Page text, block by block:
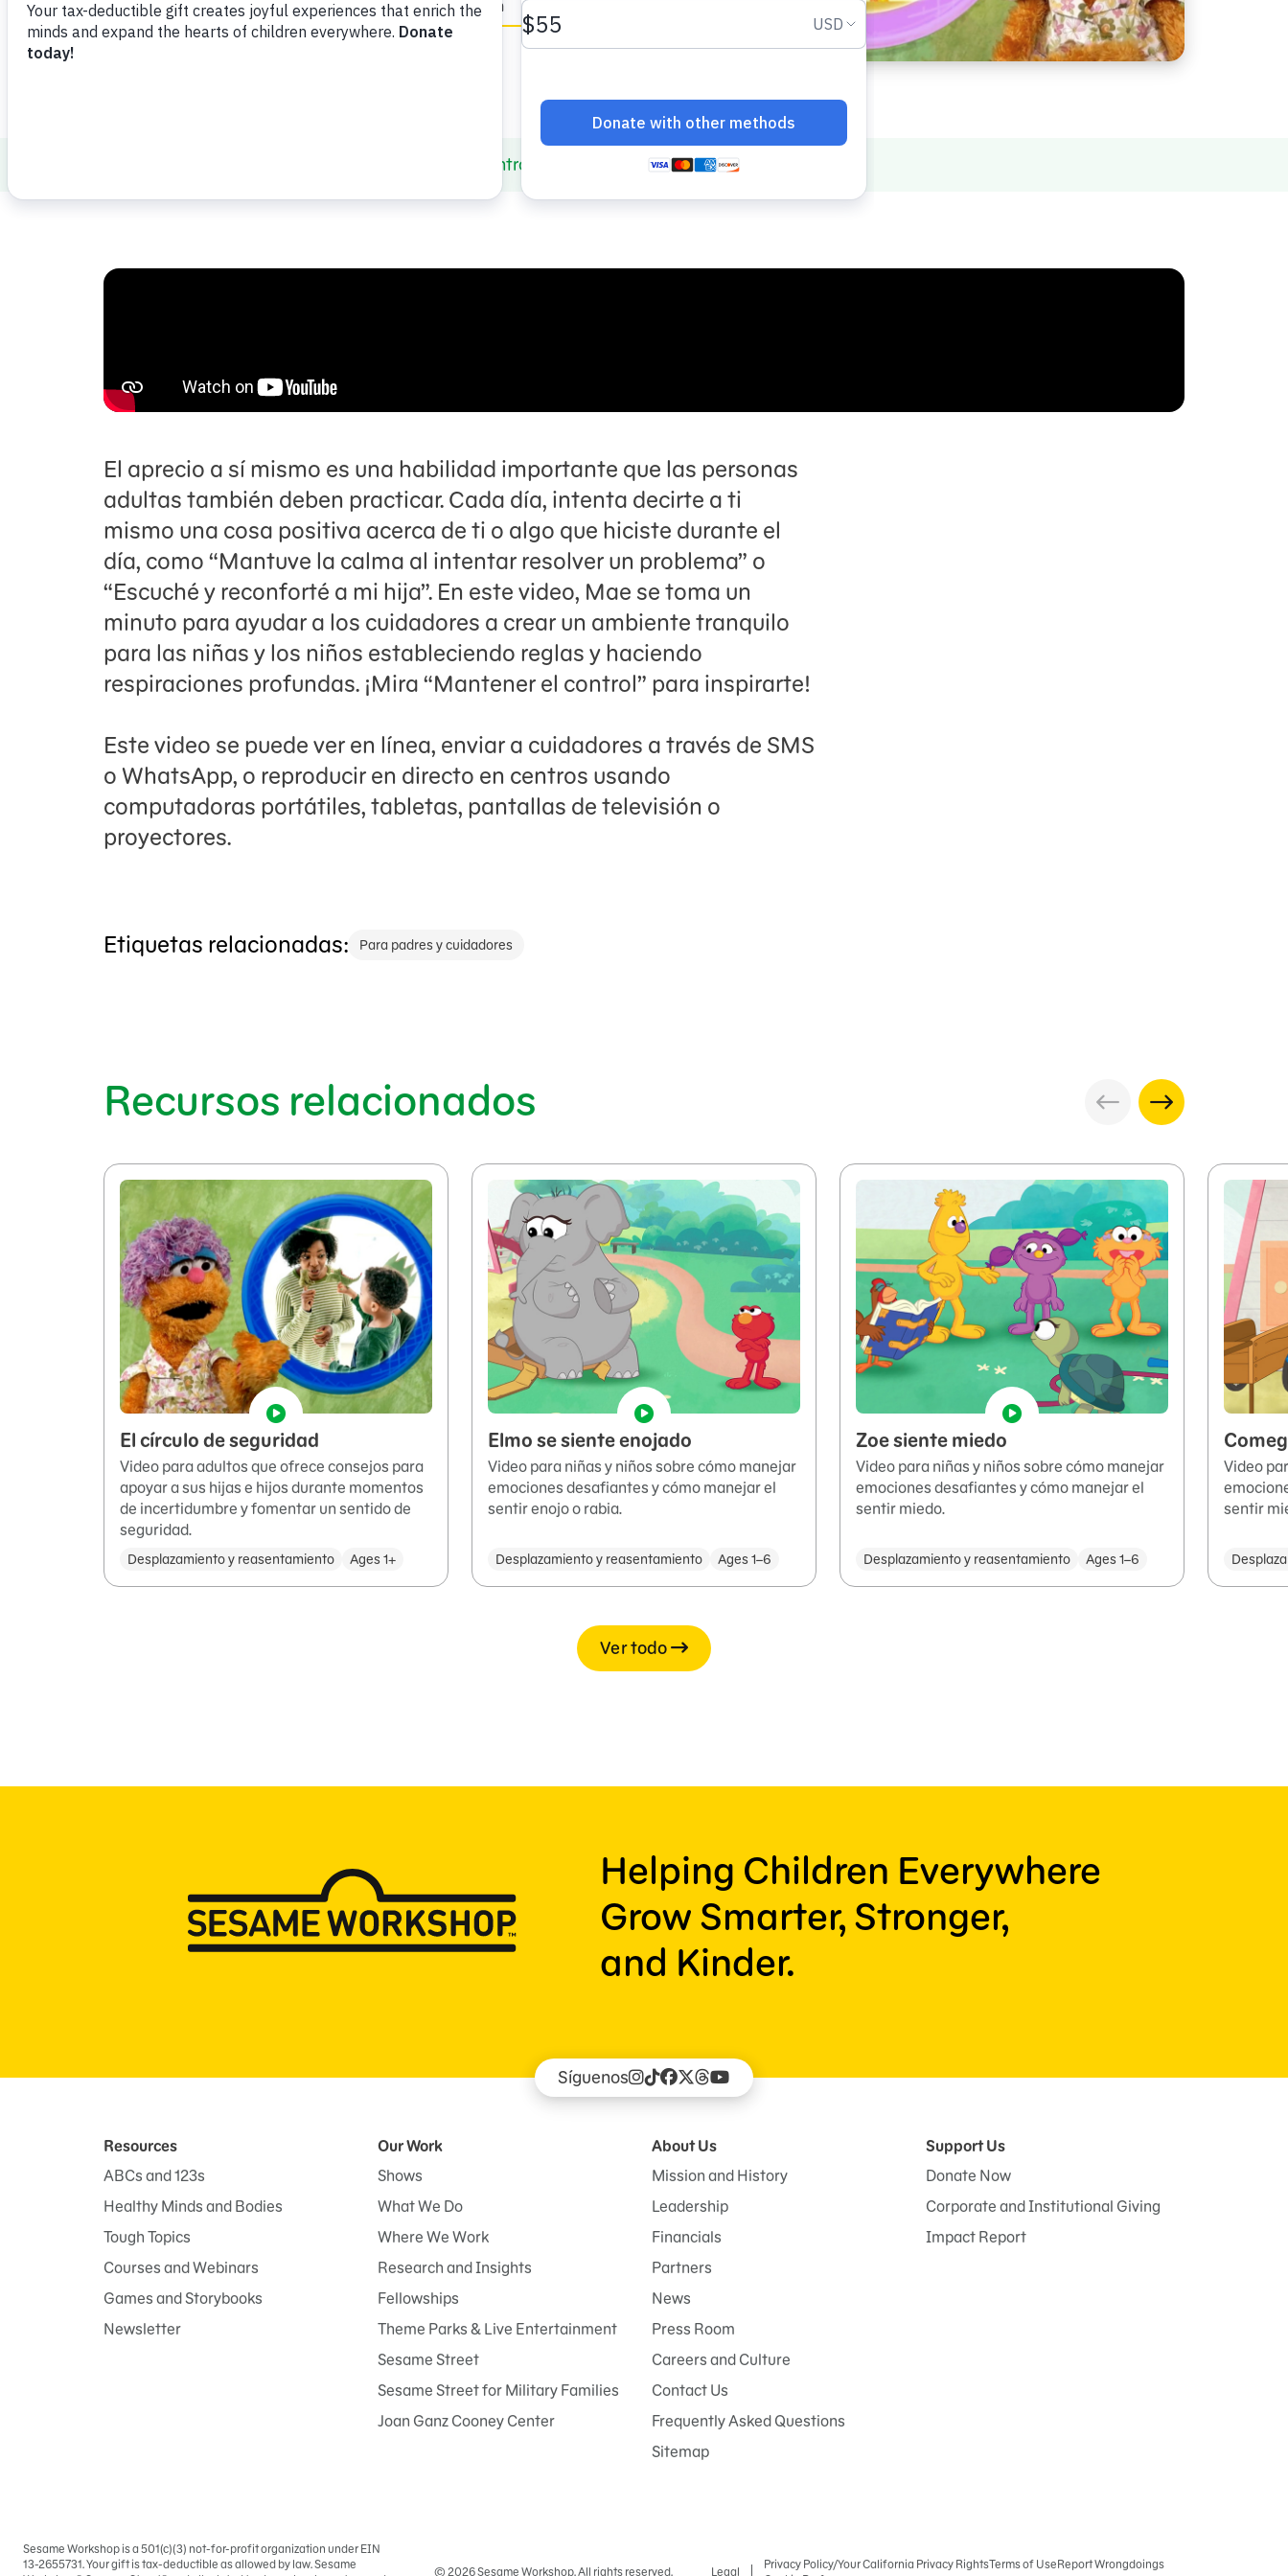
Compartir Agregar favorito in English
Mantener el control
El aprecio a sí mismo es una habilidad importante que las personas
adultas también deben practicar. Cada día, intenta decirte a ti
mismo una cosa positiva acerca de ti o algo que hiciste durante el
día, como “Mantuve la calma al intentar resolver un problema” o
“Escuché y reconforté a mi hija”. En este video, Mae se toma un
minuto para ayudar a los cuidadores a crear un ambiente tranquilo
para las niñas y los niños estableciendo reglas y haciendo
respiraciones profundas. ¡Mira “Mantener el control” para inspirarte!
Este video se puede ver en línea, enviar a cuidadores a través de SMS
o WhatsApp, o reproducir en directo en centros usando
computadoras portátiles, tabletas, pantallas de televisión o
proyectores.
Etiquetas relacionadas: Para padres y cuidadores
Recursos relacionados
El círculo de seguridad
Video para adultos que ofrece consejos para
apoyar a sus hijas e hijos durante momentos
de incertidumbre y fomentar un sentido de
seguridad.
Desplazamiento y reasentamiento Ages 1+
Elmo se siente enojado
Video para niñas y niños sobre cómo manejar
emociones desafiantes y cómo manejar el
sentir enojo o rabia.
Desplazamiento y reasentamiento Ages 1–6
Zoe siente miedo
Video para niñas y niños sobre cómo manejar
emociones desafiantes y cómo manejar el
sentir miedo.
Desplazamiento y reasentamiento Ages 1–6
Video
sentir
Ver todo
Helping Children Everywhere
Grow Smarter, Stronger,
and Kinder.
Síguenos
Resources
ABCs and 123s
Healthy Minds and Bodies
Tough Topics
Courses and Webinars
Games and Storybooks
Newsletter
Our Work
Shows
What We Do
Where We Work
Research and Insights
Fellowships
Theme Parks & Live Entertainment
Sesame Street
Sesame Street for Military Families
Joan Ganz Cooney Center
About Us
Mission and History
Leadership
Financials
Partners
News
Press Room
Careers and Culture
Contact Us
Frequently Asked Questions
Sitemap
Support Us
Donate Now
Corporate and Institutional Giving
Impact Report
Sesame Workshop is a 501(c)(3) not-for-profit organization under EIN
13-2655731. Your gift is tax-deductible as allowed by law. Sesame
© 2026 Sesame Workshop. All rights reserved. Legal
Privacy Policy/Your California Privacy RightsTerms of UseReport Wrongdoings